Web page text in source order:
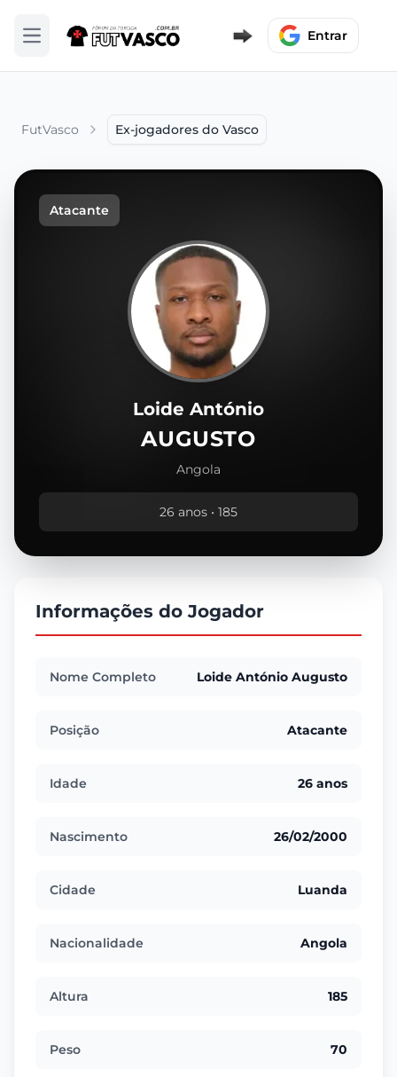
Abrir menu Entrar
FutVasco Ex-jogadores do Vasco
Atacante
Loide António
AUGUSTO
Angola
26 anos • 185
Informações do Jogador
Nome Completo Loide António Augusto
Posição Atacante
Idade 26 anos
Nascimento 26/02/2000
Cidade Luanda
Nacionalidade Angola
Altura 185
Peso 70